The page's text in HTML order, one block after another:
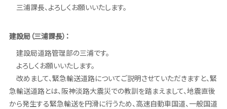
三浦課長、よろしくお願いいたします。
建設局（三浦課長）：
建設局道路管理部の三浦です。
よろしくお願いいたします。
改めまして、緊急輸送道路についてご説明させていただきますと、緊
急輸送道路とは、阪神淡路大震災での教訓を踏まえまして、地震直後
から発生する緊急輸送を円滑に行うため、高速自動車国道、一般国道